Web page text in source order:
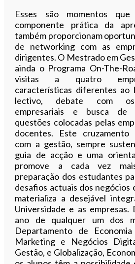
Esses são momentos
componente prática da
também proporcionam
de networking com as
dirigentes. O Mestrado em
ainda o Programa On-The-
visitas a quatro
características diferentes ao
lectivo, debate com
empresariais e busca de
questões colocadas pelas
docentes. Este cruzamento
com a gestão, sempre
guia de acção e uma
promove a cada vez
preparação dos estudantes
desafios actuais dos negócios
materializa a desejável
Universidade e as empresas.
ano de qualquer um dos
Departamento de
Marketing e Negócios
Gestão, e Globalização,